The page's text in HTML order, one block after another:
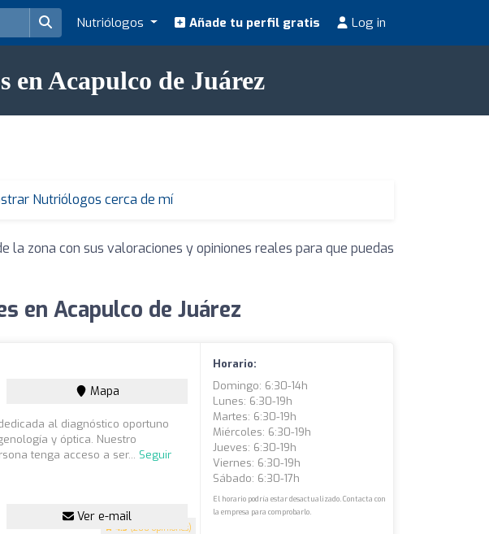
Nutriólogos Añade tu perfil gratis Log in
en Acapulco de Juárez
Nutriólogos cerca de mí
la zona con sus valoraciones y opiniones reales para que puedas
en Acapulco de Juárez
4.3 (200 opiniones)
Mapa
al diagnóstico oportuno
y óptica. Nuestro
tenga acceso a ser... Seguir
Ver e-mail
Horario:
Domingo: 6:30-14h
Lunes: 6:30-19h
Martes: 6:30-19h
Miércoles: 6:30-19h
Jueves: 6:30-19h
Viernes: 6:30-19h
Sábado: 6:30-17h
El horario podría estar desactualizado. Contacta con
la empresa para comprobarlo.